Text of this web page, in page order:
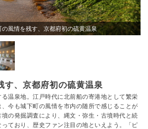
風情を残す、京都府初の硫黄温泉
す、京都府初の硫黄温泉
温泉地。江戸時代に北前船の寄港地として繁栄
今も城下町の風情を市内の随所で感じることが
の発掘調査により、縄文・弥生・古墳時代と続
ており、歴史ファン注目の地といえよう。「ピ